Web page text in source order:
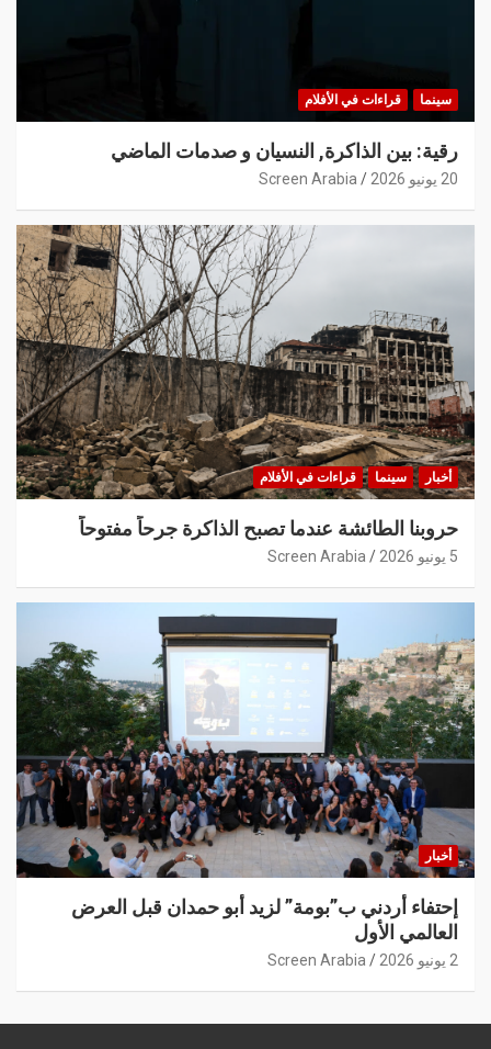
سينما قراءات في الأفلام
رقية: بين الذاكرة, النسيان و صدمات الماضي
20 يونيو 2026 Screen Arabia
أخبار سينما قراءات في الأفلام
حروبنا الطائشة عندما تصبح الذاكرة جرحاً مفتوحاً
5 يونيو 2026 Screen Arabia
أخبار
إحتفاء أردني ب”بومة” لزيد أبو حمدان قبل العرض
العالمي الأول
2 يونيو 2026 Screen Arabia